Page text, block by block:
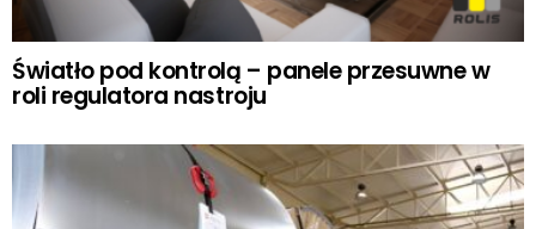
Światło pod kontrolą – panele przesuwne w
roli regulatora nastroju